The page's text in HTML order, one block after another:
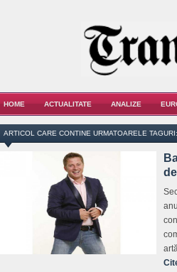
HOME ACTUALITATE ANALIZE
ARTICOL CARE CONTINE URMATOARELE